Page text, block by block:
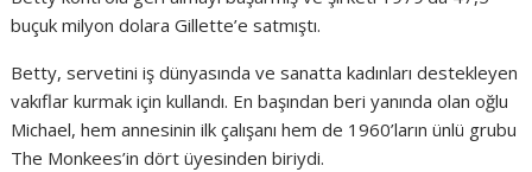
buçuk milyon dolara Gillette’e satmıştı.
Betty, servetini iş dünyasında ve sanatta kadınları destekleyen
vakıflar kurmak için kullandı. En başından beri yanında olan oğlu
Michael, hem annesinin ilk çalışanı hem de 1960’ların ünlü grubu
The Monkees’in dört üyesinden biriydi.